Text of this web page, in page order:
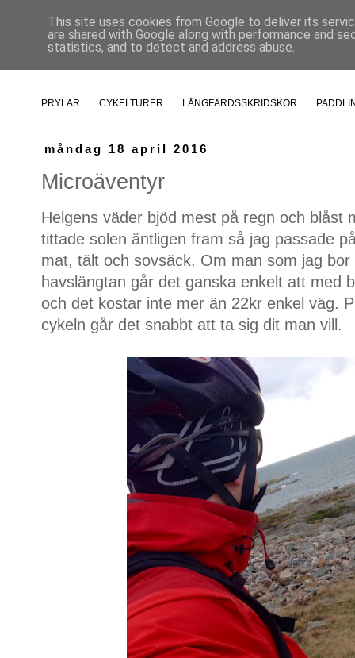
PRYLAR CYKELTURER LÅNGFÄRDSSKRIDSKOR
måndag 18 april 2016
Microäventyr
Helgens väder bjöd mest på regn och blåst
tittade solen äntligen fram så jag passade
mat, tält och sovsäck. Om man som jag
havslängtan går det ganska enkelt att med
och det kostar inte mer än 22kr enkel väg.
cykeln går det snabbt att ta sig dit man vill.
This site uses cookies from Google to deliver its
are shared with Google along with performance and
statistics, and to detect and address abuse.